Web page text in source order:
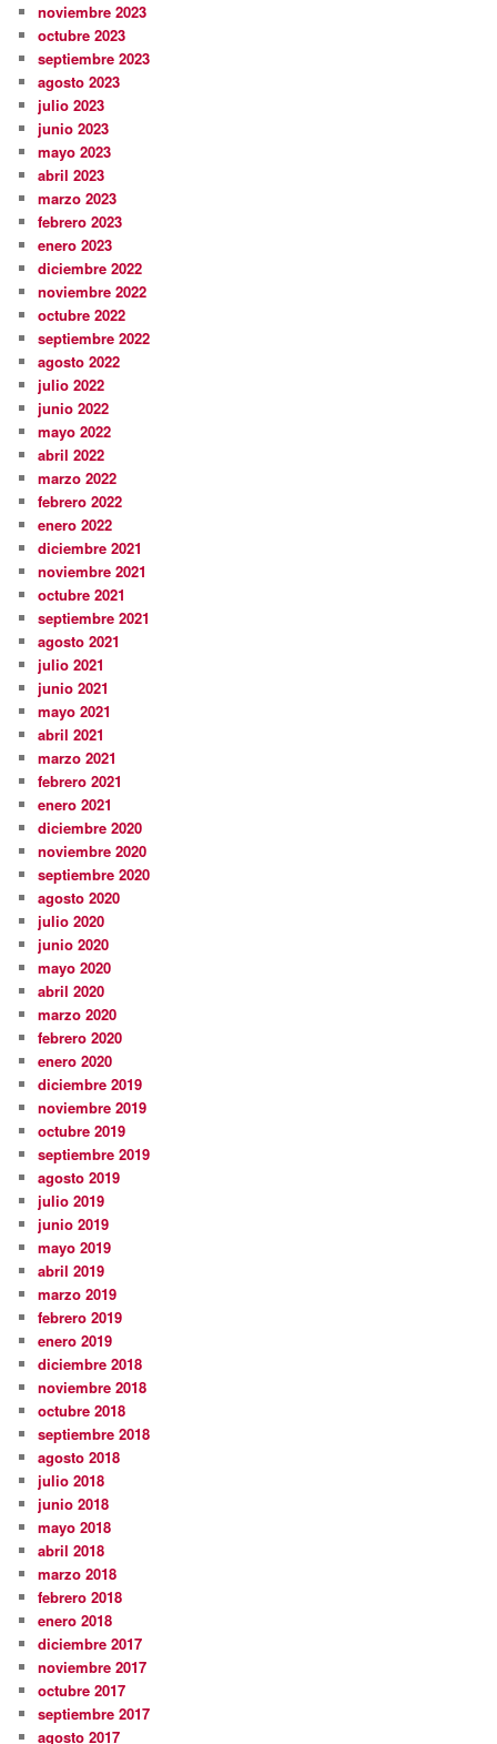
noviembre 2023
octubre 2023
septiembre 2023
agosto 2023
julio 2023
junio 2023
mayo 2023
abril 2023
marzo 2023
febrero 2023
enero 2023
diciembre 2022
noviembre 2022
octubre 2022
septiembre 2022
agosto 2022
julio 2022
junio 2022
mayo 2022
abril 2022
marzo 2022
febrero 2022
enero 2022
diciembre 2021
noviembre 2021
octubre 2021
septiembre 2021
agosto 2021
julio 2021
junio 2021
mayo 2021
abril 2021
marzo 2021
febrero 2021
enero 2021
diciembre 2020
noviembre 2020
septiembre 2020
agosto 2020
julio 2020
junio 2020
mayo 2020
abril 2020
marzo 2020
febrero 2020
enero 2020
diciembre 2019
noviembre 2019
octubre 2019
septiembre 2019
agosto 2019
julio 2019
junio 2019
mayo 2019
abril 2019
marzo 2019
febrero 2019
enero 2019
diciembre 2018
noviembre 2018
octubre 2018
septiembre 2018
agosto 2018
julio 2018
junio 2018
mayo 2018
abril 2018
marzo 2018
febrero 2018
enero 2018
diciembre 2017
noviembre 2017
octubre 2017
septiembre 2017
agosto 2017